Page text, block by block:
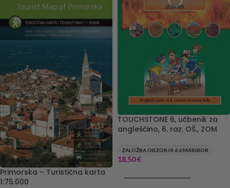
Primorska – Turistična karta
1:75.000
TOUCHSTONE 6, učbenik za
angleščino, 6. raz. OŠ., ZOM
ZALOŽBA OBZORJA d.d.MARIBOR
18,50€